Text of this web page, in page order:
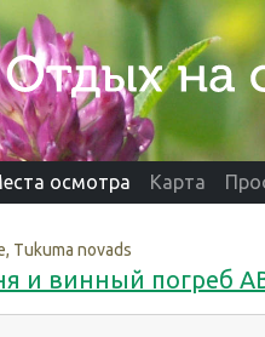
осмотра Карта
Tukuma novads
и винный погреб